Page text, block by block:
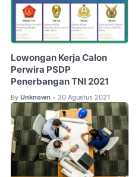
Lowongan Kerja Calon
Perwira PSDP
Penerbangan TNI 2021
By Unknown • 30 Agustus 2021